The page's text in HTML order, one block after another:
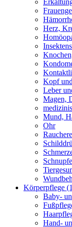
Herz,
Kopf
Leber
Magen,
Mund,
Ohr
Körperpflege
Baby-
Hand-